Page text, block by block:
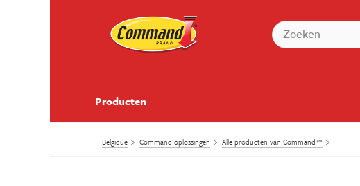
Producten
Belgique Command oplossingen Alle producten van Command™